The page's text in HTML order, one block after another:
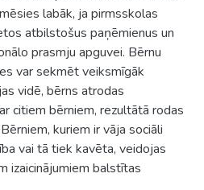
labāk, ja pirmsskolas
atbilstošus paņēmienus un
prasmju apguvei. Bērnu
var sekmēt veiksmīgāk
vidē, bērns atrodas
citiem bērniem, rezultātā rodas
kuriem ir vāja sociāli
vai tā tiek kavēta, veidojas
izaicinājumiem balstītas